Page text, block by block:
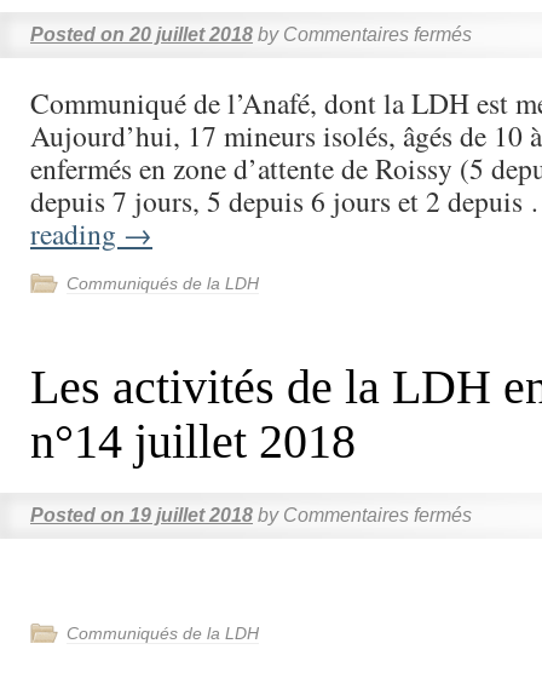
Posted on 20 juillet 2018 by Commentaires fermés
Communiqué de l’Anafé, dont la LDH est
Aujourd’hui, 17 mineurs isolés, âgés de 10
enfermés en zone d’attente de Roissy (5
depuis 7 jours, 5 depuis 6 jours et 2
reading →
Communiqués de la LDH
Les activités de la LDH
n°14 juillet 2018
Posted on 19 juillet 2018 by Commentaires fermés
Communiqués de la LDH